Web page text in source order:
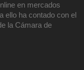
en mercados
ello ha contado con el
la Cámara de